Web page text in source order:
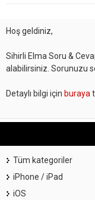
Hoş geldiniz,
Sihirli Elma Soru &
alabilirsiniz. Sorunuzu
Detaylı bilgi için buraya
Tüm kategoriler
iPhone / iPad
iOS